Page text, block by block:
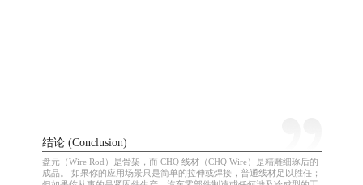
结论 (Conclusion)
盘元（Wire Rod）是骨架，而 CHQ 线材（CHQ Wire）是精雕细琢后的
成品。 如果你的应用场景只是简单的拉伸或焊接，普通线材足以胜任；